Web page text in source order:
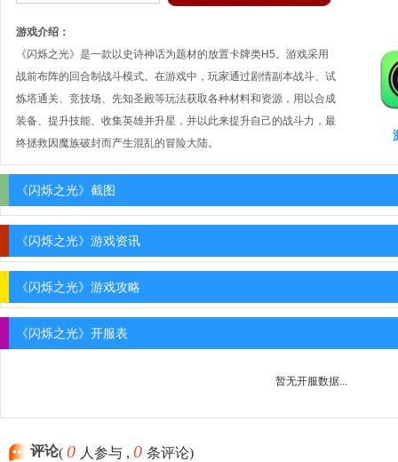
游戏介绍：
《闪烁之光》是一款以史诗神话为题材的放置卡牌类H5。游戏采用
战前布阵的回合制战斗模式。在游戏中，玩家通过剧情副本战斗、试
炼塔通关、竞技场、先知圣殿等玩法获取各种材料和资源，用以合成
装备、提升技能、收集英雄并升星，并以此来提升自己的战斗力，最
终拯救因魔族破封而产生混乱的冒险大陆。
《闪烁之光》截图
《闪烁之光》游戏资讯
《闪烁之光》游戏攻略
《闪烁之光》开服表
暂无开服数据...
评论( 0 人参与 , 0 条评论)